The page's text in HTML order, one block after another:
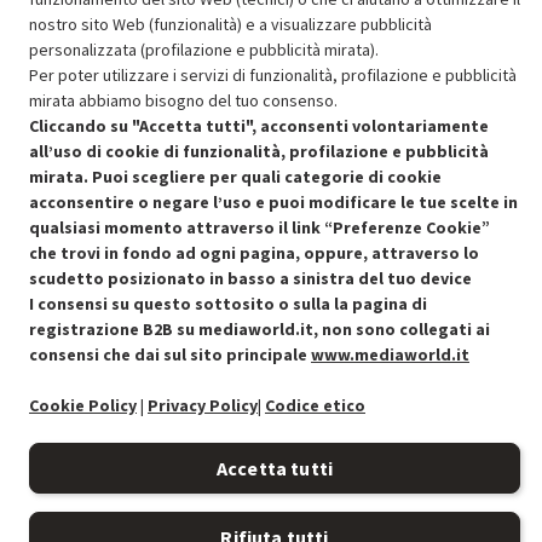
SCONTO RICONDIZIONATI
Approfitta dello sconto del 30% sul prodotto ricondizionato.
Condizioni generali di vendita
Cookie Policy
Preferenze cookie
Recedere dal contratto qui
nostro sito Web (funzionalità) e a visualizzare pubblicità
personalizzata (profilazione e pubblicità mirata).
Per poter utilizzare i servizi di funzionalità, profilazione e pubblicità
mirata abbiamo bisogno del tuo consenso.
Cliccando su "Accetta tutti", acconsenti volontariamente
all’uso di cookie di funzionalità, profilazione e pubblicità
mirata. Puoi scegliere per quali categorie di cookie
acconsentire o negare l’uso e puoi modificare le tue scelte in
qualsiasi momento attraverso il link “Preferenze Cookie”
che trovi in fondo ad ogni pagina, oppure, attraverso lo
scudetto posizionato in basso a sinistra del tuo device
I consensi su questo sottosito o sulla la pagina di
registrazione B2B su mediaworld.it, non sono collegati ai
consensi che dai sul sito principale www.mediaworld.it
Cookie Policy| Privacy Policy| Codice etico
Accetta tutti
Rifiuta tutti